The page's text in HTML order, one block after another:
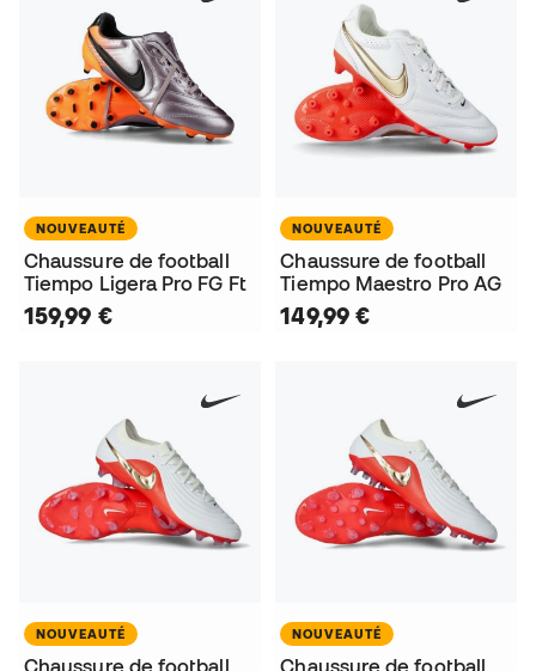
NOUVEAUTÉ
Chaussure de football
Tiempo Ligera Pro FG Ft
159,99 €
NOUVEAUTÉ
Chaussure de football
Tiempo Maestro Pro AG
149,99 €
NOUVEAUTÉ
Chaussure de football
NOUVEAUTÉ
Chaussure de football